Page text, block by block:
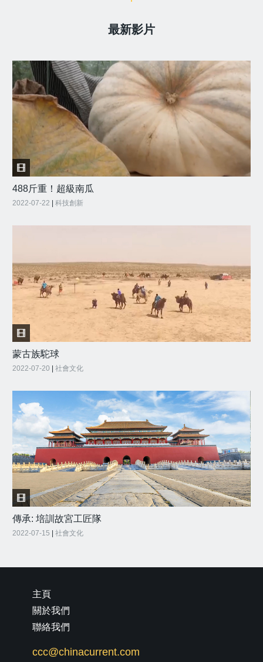
最新影片
488斤重！超級南瓜
2022-07-22 科技創新
蒙古族駝球
2022-07-20 | 社會文化
傳承: 培訓故宮工匠隊
2022-07-15 社會文化
主頁
關於我們
聯絡我們
ccc@chinacurrent.com